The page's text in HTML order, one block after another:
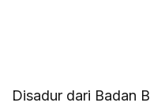
Disadur dari Badan